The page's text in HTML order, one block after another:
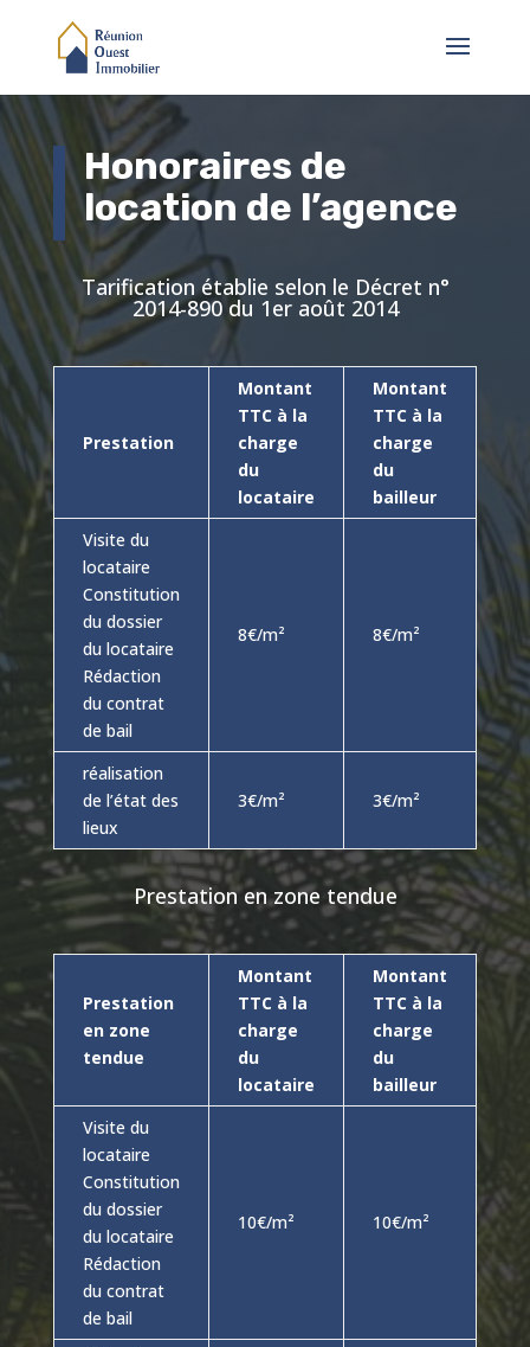
Honoraires de
location de l’agence
Tarification établie selon le Décret n°
2014-890 du 1er août 2014
Prestation
Montant
TTC à la
charge
du
locataire
Montant
TTC à la
charge
du
bailleur
Visite du
locataire
Constitution
du dossier
du locataire
Rédaction
du contrat
de bail
8€/m² 8€/m²
réalisation
de l’état des
lieux
3€/m² 3€/m²
Prestation en zone tendue
Prestation
en zone
tendue
Montant
TTC à la
charge
du
locataire
Montant
TTC à la
charge
du
bailleur
Visite du
locataire
Constitution
du dossier
du locataire
Rédaction
du contrat
de bail
10€/m² 10€/m²